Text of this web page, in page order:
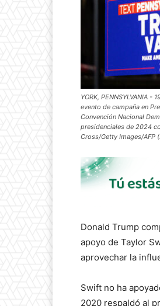
YORK, PENNSYLVANIA
evento de campaña en
Convención Nacional
presidenciales de 2024
Cross/Getty Images/AFP
Donald Trump
apoyo de Taylor
aprovechar la
Swift no ha
2020 respaldó al